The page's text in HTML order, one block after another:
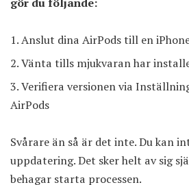
Anslut dina AirPods till en
Vänta tills mjukvaran har
Verifiera versionen via
AirPods
Svårare än så är det inte. Du kan
uppdatering. Det sker helt av sig
behagar starta processen.